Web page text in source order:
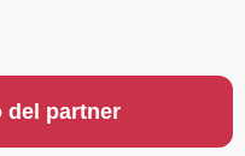
del partner